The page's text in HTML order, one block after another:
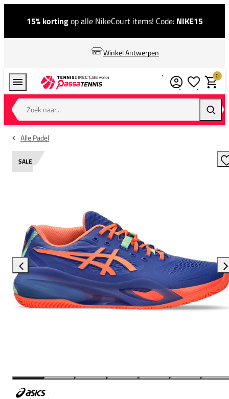
15% kortingop alle NikeCourt items! Code: NIKE15
Winkel Antwerpen
Zoek naar...
0
Alle Padel
SALE